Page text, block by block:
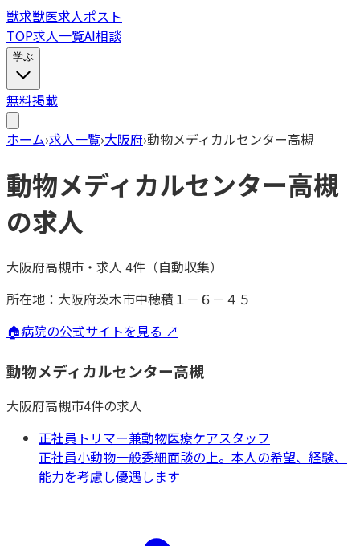
獣求獣医求人ポスト
TOP求人一覧AI相談
学ぶ
無料掲載
ホーム›求人一覧›大阪府›動物メディカルセンター高槻
動物メディカルセンター高槻
の求人
大阪府高槻市 ・ 求人 4件（自動収集）
所在地： 大阪府茨木市中穂積１－６－４５
🏠病院の公式サイトを見る ↗
動物メディカルセンター高槻
大阪府高槻市4件の求人
正社員トリマー兼動物医療ケアスタッフ
正社員小動物一般委細面談の上。本人の希望、経験、
能力を考慮し優遇します